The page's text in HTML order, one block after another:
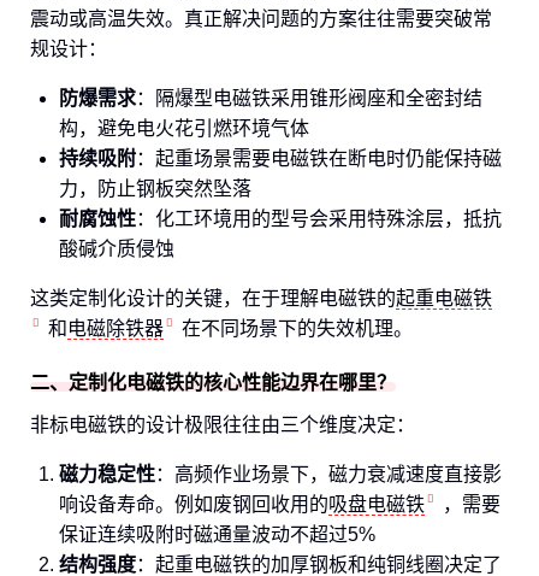
震动或高温失效。真正解决问题的方案往往需要突破常
规设计：
防爆需求：隔爆型电磁铁采用锥形阀座和全密封结
构，避免电火花引燃环境气体
持续吸附：起重场景需要电磁铁在断电时仍能保持磁
力，防止钢板突然坠落
耐腐蚀性：化工环境用的型号会采用特殊涂层，抵抗
酸碱介质侵蚀
这类定制化设计的关键，在于理解电磁铁的起重电磁铁
和 电磁除铁器 在不同场景下的失效机理。
二、定制化电磁铁的核心性能边界在哪里？
非标电磁铁的设计极限往往由三个维度决定：
磁力稳定性：高频作业场景下，磁力衰减速度直接影
响设备寿命。例如废钢回收用的吸盘电磁铁
，需要
保证连续吸附时磁通量波动不超过5%
结构强度：起重电磁铁的加厚钢板和纯铜线圈决定了